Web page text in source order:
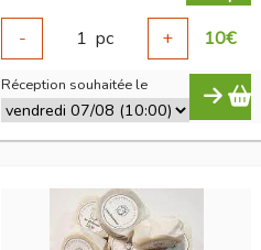
-
1 pc + 10€
Réception souhaitée le